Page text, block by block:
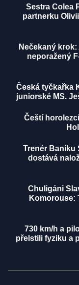
Sestra Colea
partnerku
Nečekaný
neporažený
Česká tyčkařka
juniorské MS.
Čeští
Trenér Baníku
dostává
Chuligáni
Komorouse:
730 km/h a
přelstili fyziku a